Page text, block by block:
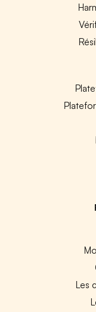
Les